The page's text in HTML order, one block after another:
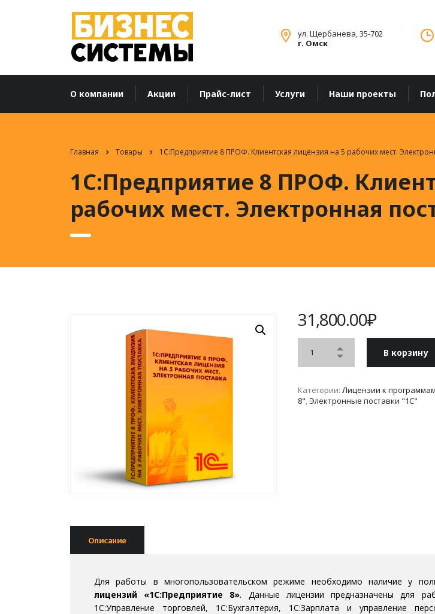
ул. Щербанева, 35-702
г. Омск
О компании Акции Прайс-лист Услуги Наши проекты
Главная Товары 1С:Предприятие 8 ПРОФ. Клиентская лицензия на 5 рабочих мест.
1С:Предприятие 8 ПРОФ.
рабочих мест. Электронная
31,800.00₽
В корзину
Категории: Лицензии к
8", Электронные поставки "1С"
Описание
Для работы в многопользовательском режиме необходимо наличие у
лицензий «1С:Предприятие 8». Данные лицензии предназначены для
1С:Управление торговлей, 1С:Бухгалтерия, 1С:Зарплата и управление